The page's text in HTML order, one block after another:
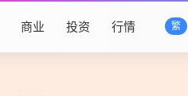
繁
商业 投资 行情